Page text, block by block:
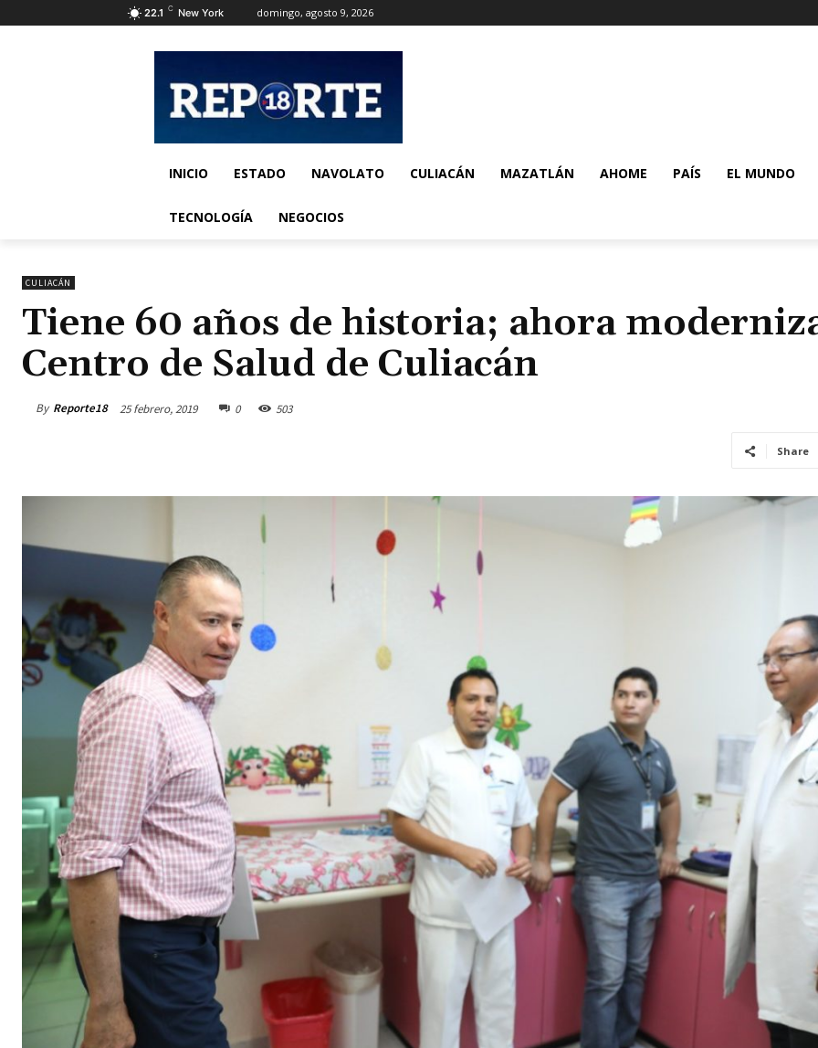
22.1 C New York domingo, agosto 9, 2026
INICIO ESTADO NAVOLATO CULIACÁN MAZATLÁN AHOME PAÍS EL MUNDO
TECNOLOGÍA NEGOCIOS
CULIACÁN
Tiene 60 años de historia; ahora
Centro de Salud de Culiacán
By Reporte18 25 febrero, 2019 0 503
Share